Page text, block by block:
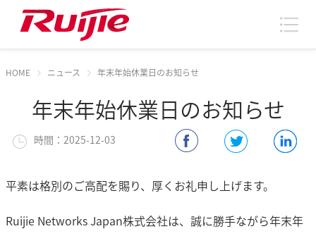
HOME ニュース 年末年始休業日のお知らせ
年末年始休業日のお知らせ
時間：2025-12-03
平素は格別のご高配を賜り、厚くお礼申し上げます。
Ruijie Networks Japan株式会社は、誠に勝手ながら年末年